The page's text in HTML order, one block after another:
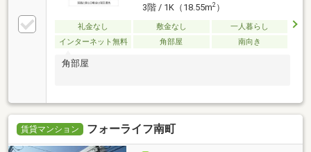
3階 / 1K（18.55m2）
礼金なし 敷金なし
一人暮らし
インターネット無料
角部屋 南向き
角部屋
賃貸マンション フォーライフ南町